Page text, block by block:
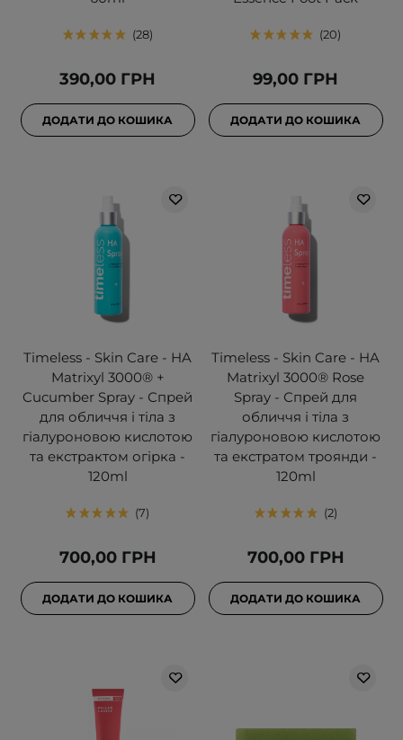
28
390,00 ГРН
ДОДАТИ ДО КОШИКА
20
99,00 ГРН
ДОДАТИ ДО КОШИКА
Timeless - Skin Care - HA
Matrixyl 3000® +
Cucumber Spray - Спрей
для обличчя і тіла з
гіалуроновою кислотою
та екстрактом огірка -
120ml
7
700,00 ГРН
ДОДАТИ ДО КОШИКА
Timeless - Skin Care - HA
Matrixyl 3000® Rose
Spray - Спрей для
обличчя і тіла з
гіалуроновою кислотою
та екстратом троянди -
120ml
2
700,00 ГРН
ДОДАТИ ДО КОШИКА